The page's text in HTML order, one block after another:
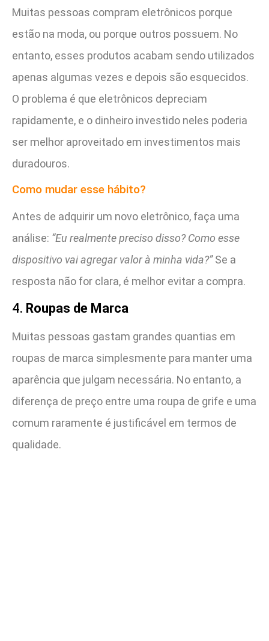
Muitas pessoas compram eletrônicos porque
estão na moda, ou porque outros possuem. No
entanto, esses produtos acabam sendo utilizados
apenas algumas vezes e depois são esquecidos.
O problema é que eletrônicos depreciam
rapidamente, e o dinheiro investido neles poderia
ser melhor aproveitado em investimentos mais
duradouros.
Como mudar esse hábito?
Antes de adquirir um novo eletrônico, faça uma
análise: “Eu realmente preciso disso? Como esse
dispositivo vai agregar valor à minha vida?”Se a
resposta não for clara, é melhor evitar a compra.
4. Roupas de Marca
Muitas pessoas gastam grandes quantias em
roupas de marca simplesmente para manter uma
aparência que julgam necessária. No entanto, a
diferença de preço entre uma roupa de grife e uma
comum raramente é justificável em termos de
qualidade.